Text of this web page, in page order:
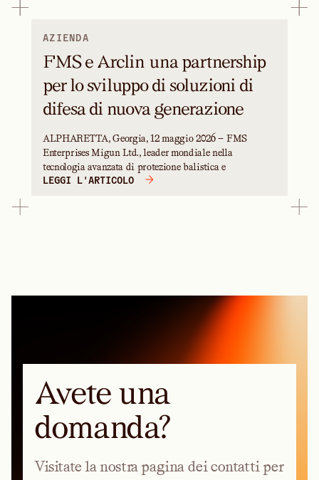
AZIENDA
FMS e Arclin una partnership
per lo sviluppo di soluzioni di
difesa di nuova generazione
ALPHARETTA, Georgia, 12 maggio 2026 — FMS
Enterprises Migun Ltd., leader mondiale nella
tecnologia avanzata di protezione balistica e
LEGGI L'ARTICOLO
Avete una
domanda?
Visitate la nostra pagina dei contatti per